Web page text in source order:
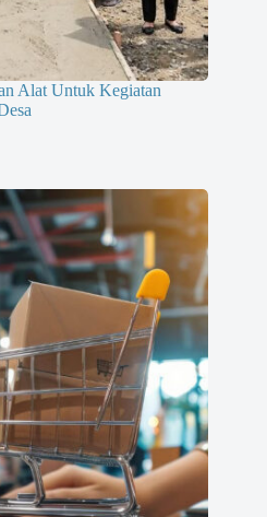
Alat Untuk Kegiatan